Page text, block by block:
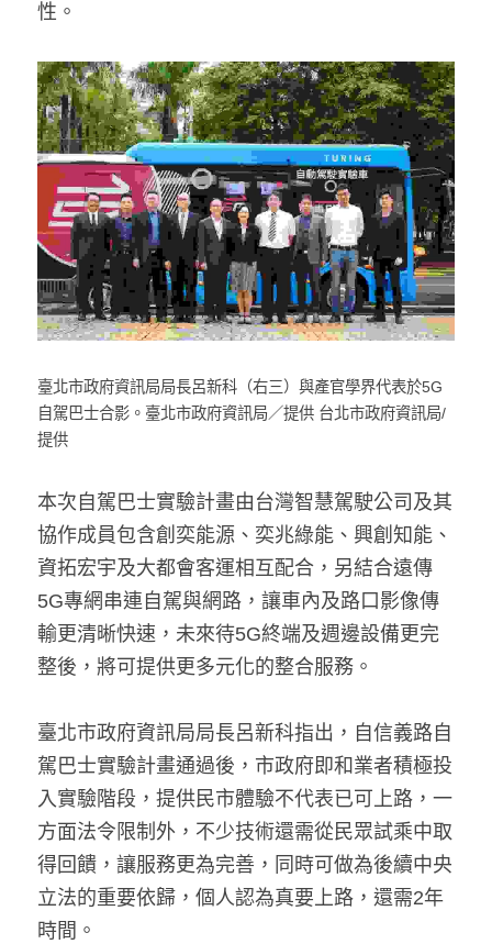
性。
臺北市政府資訊局局長呂新科（右三）與產官學界代表於5G
自駕巴士合影。臺北市政府資訊局／提供 台北市政府資訊局/
提供
本次自駕巴士實驗計畫由台灣智慧駕駛公司及其
協作成員包含創奕能源、奕兆綠能、興創知能、
資拓宏宇及大都會客運相互配合，另結合遠傳
5G專網串連自駕與網路，讓車內及路口影像傳
輸更清晰快速，未來待5G終端及週邊設備更完
整後，將可提供更多元化的整合服務。
臺北市政府資訊局局長呂新科指出，自信義路自
駕巴士實驗計畫通過後，市政府即和業者積極投
入實驗階段，提供民市體驗不代表已可上路，一
方面法令限制外，不少技術還需從民眾試乘中取
得回饋，讓服務更為完善，同時可做為後續中央
立法的重要依歸，個人認為真要上路，還需2年
時間。